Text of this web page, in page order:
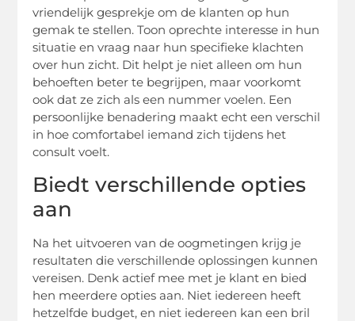
vriendelijk gesprekje om de klanten op hun
gemak te stellen. Toon oprechte interesse in hun
situatie en vraag naar hun specifieke klachten
over hun zicht. Dit helpt je niet alleen om hun
behoeften beter te begrijpen, maar voorkomt
ook dat ze zich als een nummer voelen. Een
persoonlijke benadering maakt echt een verschil
in hoe comfortabel iemand zich tijdens het
consult voelt.
Biedt verschillende opties
aan
Na het uitvoeren van de oogmetingen krijg je
resultaten die verschillende oplossingen kunnen
vereisen. Denk actief mee met je klant en bied
hen meerdere opties aan. Niet iedereen heeft
hetzelfde budget, en niet iedereen kan een bril